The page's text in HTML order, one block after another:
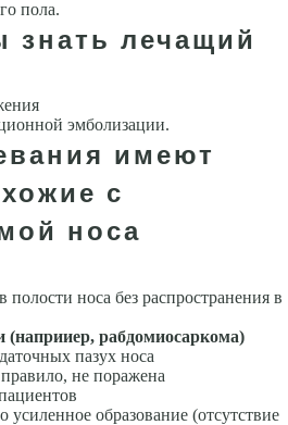
пола.
знать лечащий
эм­болизации.
имеют
с
носа
носа без распро­странения в
(наприиер, рабдомиосаркома)
пазух носа
не поражена
образование (от­сутствие